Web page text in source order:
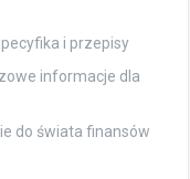
i przepisy
informacje dla
do świata finansów